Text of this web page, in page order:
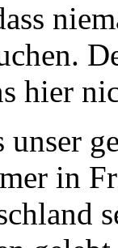
hier
unser
in